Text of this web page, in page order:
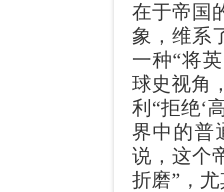
在于帝国
象，维系
一种“将
球史视角
利“拒绝‘
界中的普
说，这个
折磨”，